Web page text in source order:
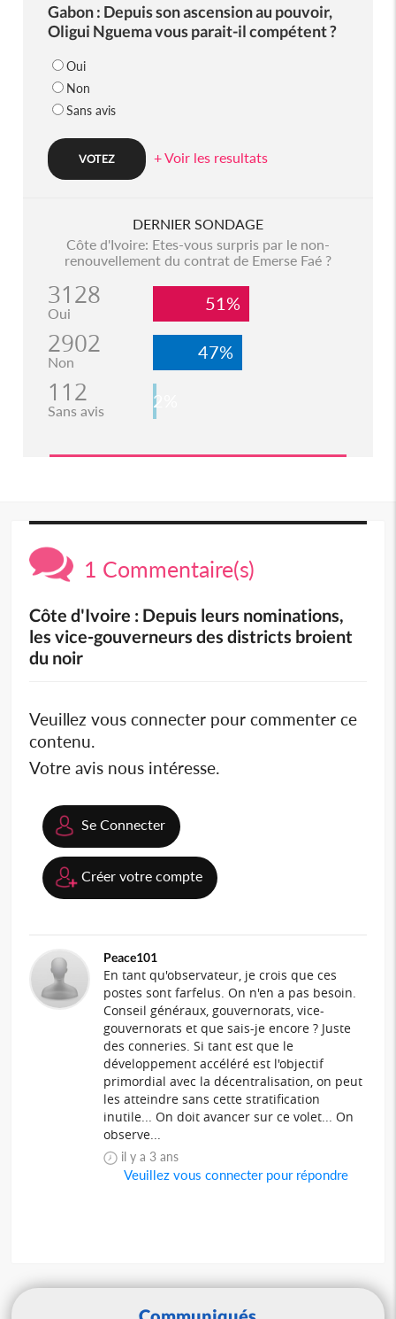
Gabon : Depuis son ascension au pouvoir,
Oligui Nguema vous parait-il compétent ?
Oui
Non
Sans avis
+ Voir les resultats
DERNIER SONDAGE
Côte d'Ivoire: Etes-vous surpris par le non-
renouvellement du contrat de Emerse Faé ?
3128
Oui 51%
2902
Non 47%
112
Sans avis 2%
1 Commentaire(s)
Côte d'Ivoire : Depuis leurs nominations,
les vice-gouverneurs des districts broient
du noir
Veuillez vous connecter pour commenter ce
contenu.
Votre avis nous intéresse.
Se Connecter
Créer votre compte
Peace101
En tant qu'observateur, je crois que ces
postes sont farfelus. On n'en a pas besoin.
Conseil généraux, gouvernorats, vice-
gouvernorats et que sais-je encore ? Juste
des conneries. Si tant est que le
développement accéléré est l'objectif
primordial avec la décentralisation, on peut
les atteindre sans cette stratification
inutile... On doit avancer sur ce volet... On
observe...
il y a 3 ans
Veuillez vous connecter pour répondre